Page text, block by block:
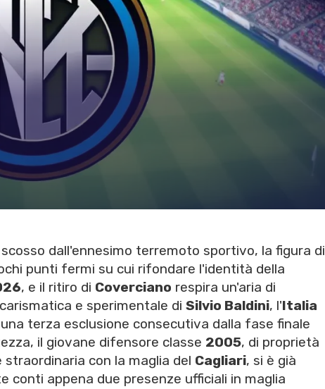
dall'ennesimo terremoto sportivo, la figura di
punti fermi su cui rifondare l'identità della
, e il ritiro di Coverciano respira un'aria di
e sperimentale di Silvio Baldini, l'Italia
terza esclusione consecutiva dalla fase finale
il giovane difensore classe 2005, di proprietà
con la maglia del Cagliari, si è già
conti appena due presenze ufficiali in maglia